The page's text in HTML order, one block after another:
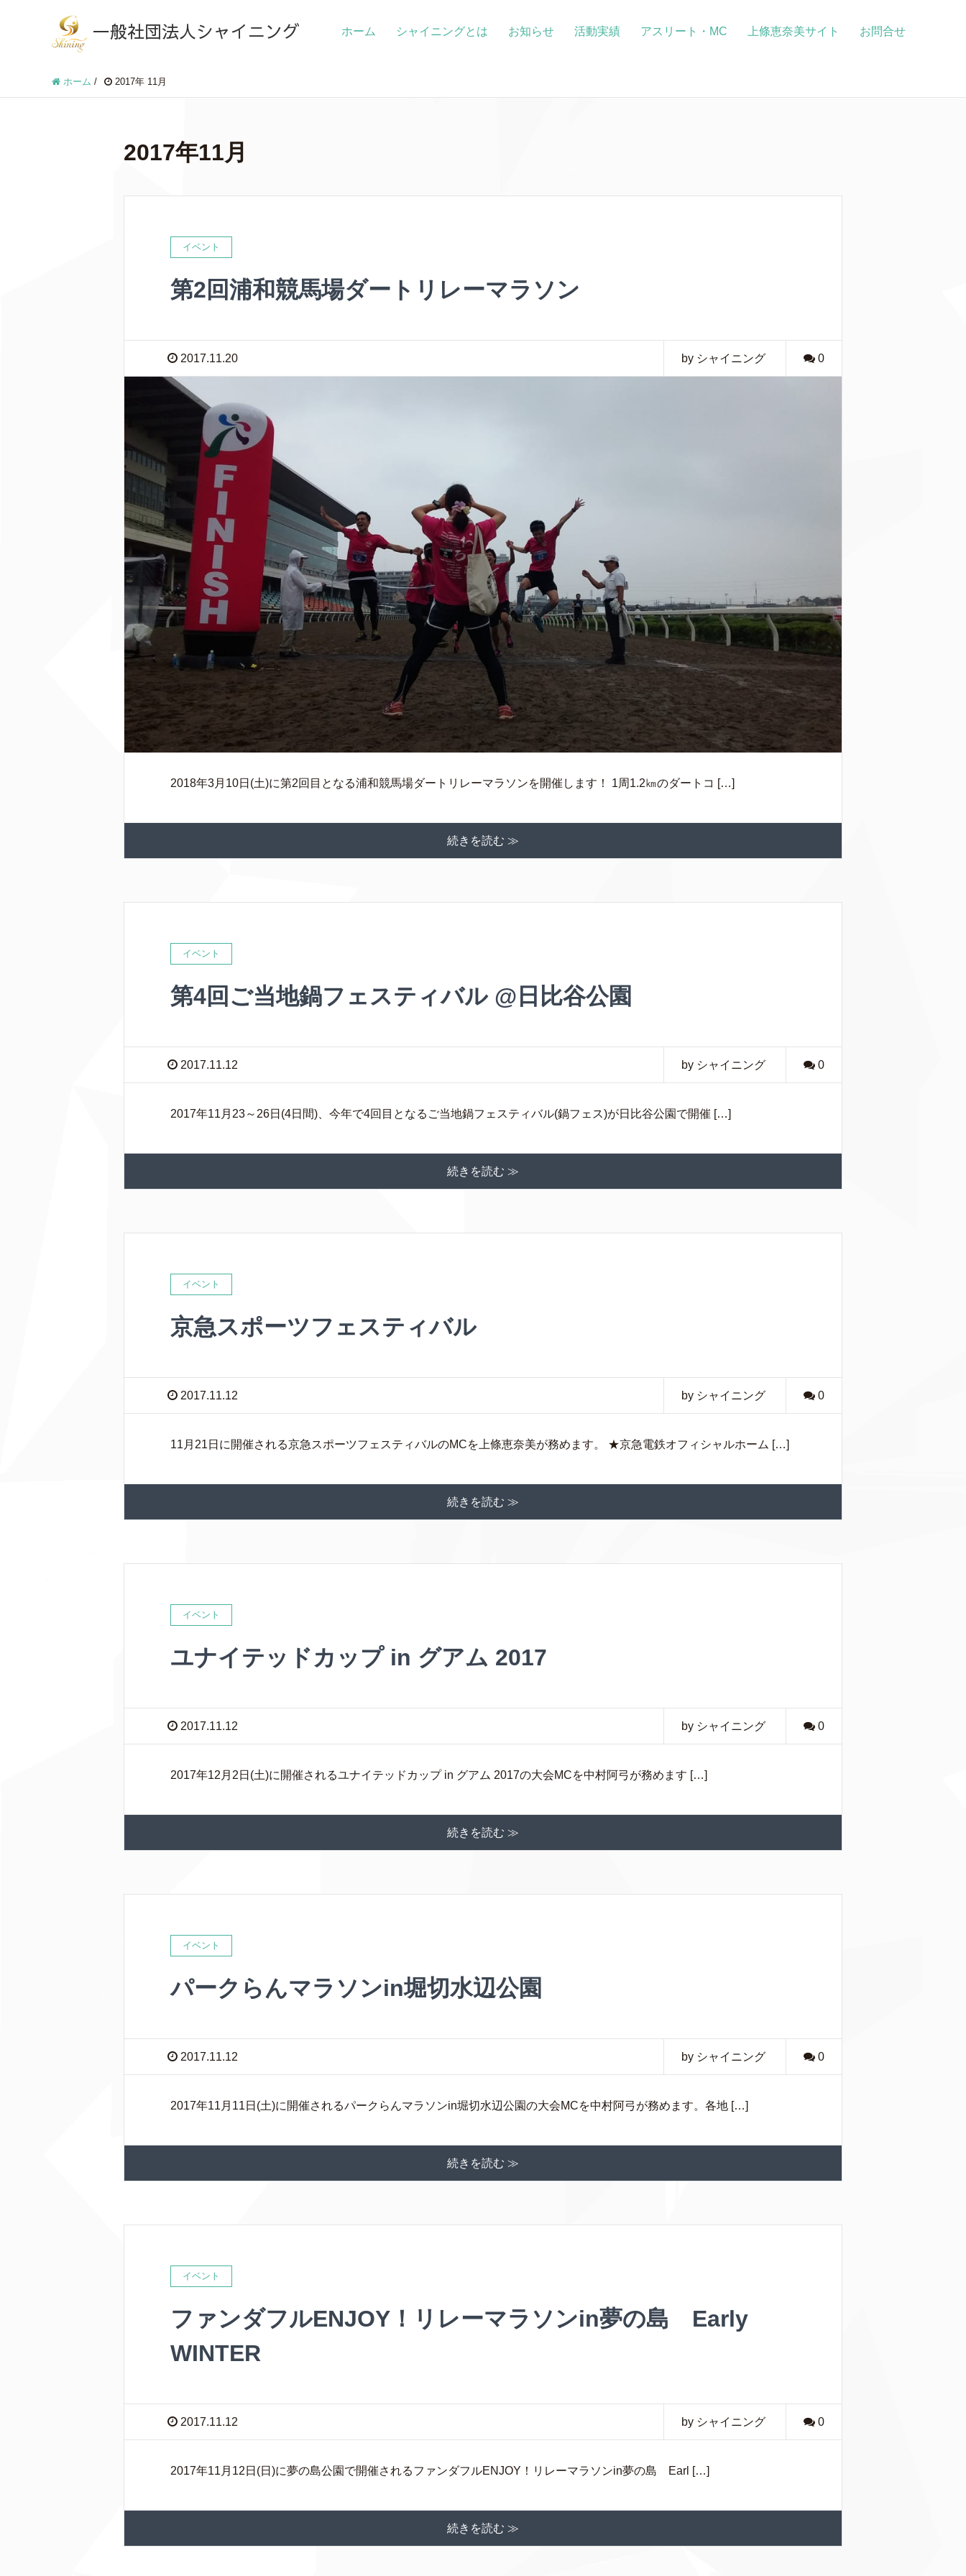
一般社団法人シャイニング ホーム シャイニングとは お知らせ 活動実績 アスリート・MC 上條恵奈美サイト お問合せ
ホーム / 2017年 11月
2017年11月
イベント
第2回浦和競馬場ダートリレーマラソン
2017.11.20 by シャイニング 0
2018年3月10日(土)に第2回目となる浦和競馬場ダートリレーマラソンを開催します！ 1周1.2㎞のダートコ […]
続きを読む ≫
イベント
第4回ご当地鍋フェスティバル @日比谷公園
2017.11.12 by シャイニング 0
2017年11月23～26日(4日間)、今年で4回目となるご当地鍋フェスティバル(鍋フェス)が日比谷公園で開催 […]
続きを読む ≫
イベント
京急スポーツフェスティバル
2017.11.12 by シャイニング 0
11月21日に開催される京急スポーツフェスティバルのMCを上條恵奈美が務めます。 ★京急電鉄オフィシャルホーム […]
続きを読む ≫
イベント
ユナイテッドカップ in グアム 2017
2017.11.12 by シャイニング 0
2017年12月2日(土)に開催されるユナイテッドカップ in グアム 2017の大会MCを中村阿弓が務めます […]
続きを読む ≫
イベント
パークらんマラソンin堀切水辺公園
2017.11.12 by シャイニング 0
2017年11月11日(土)に開催されるパークらんマラソンin堀切水辺公園の大会MCを中村阿弓が務めます。各地 […]
続きを読む ≫
イベント
ファンダフルENJOY！リレーマラソンin夢の島 Early
WINTER
2017.11.12 by シャイニング 0
2017年11月12日(日)に夢の島公園で開催されるファンダフルENJOY！リレーマラソンin夢の島 Earl […]
続きを読む ≫